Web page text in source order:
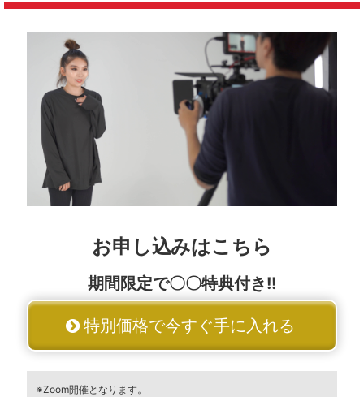
お申し込みはこちら
期間限定で〇〇特典付き!!
特別価格で今すぐ手に入れる
※Zoom開催となります。